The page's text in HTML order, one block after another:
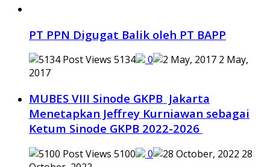
PT PPN Digugat Balik oleh PT BAPP
5134 0
2 May,
2017
MUBES VIII Sinode GKPB Jakarta
Menetapkan Jeffrey Kurniawan sebagai
Ketum Sinode GKPB 2022-2026
5100 0
28